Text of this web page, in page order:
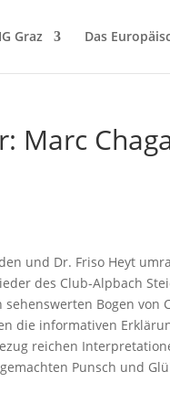
Graz Das
Marc
und Dr. Friso Heyt
des Club-Alpbach
Bogen von
die informativen
reichen
Punsch und